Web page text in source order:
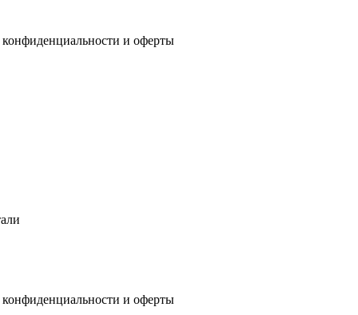
и оферты
и оферты